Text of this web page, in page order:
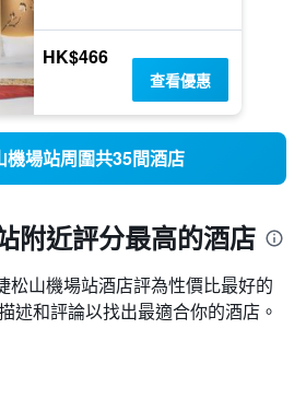
HK$466
查看優惠
機場站周圍共35間酒店
附近評分最高的酒店
松山機場站酒店評為性價比最好的
述和評論以找出最適合你的酒店。